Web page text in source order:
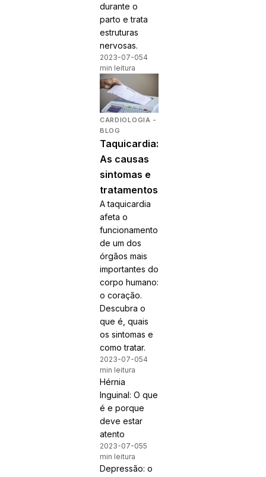
durante o
parto e trata
estruturas
nervosas.
2023-07-054
min leitura
CARDIOLOGIA -
BLOG
Taquicardia:
As causas
sintomas e
tratamentos
A taquicardia
afeta o
funcionamento
de um dos
órgãos mais
importantes do
corpo humano:
o coração.
Descubra o
que é, quais
os sintomas e
como tratar.
2023-07-054
min leitura
Hérnia
Inguinal: O que
é e porque
deve estar
atento
2023-07-055
min leitura
Depressão: o